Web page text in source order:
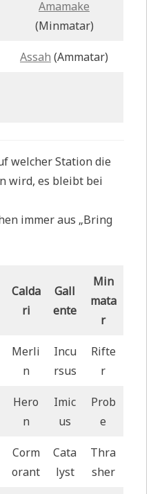
Amamake
(Minmatar)
Assah (Ammatar)
welcher Station die
wird, es bleibt bei
immer aus „Bring
Calda
ri
Gall
ente
Min
mata
r
Merli
n
Incu
rsus
Rifte
r
Hero
n
Imic
us
Prob
e
Corm
orant
Cata
lyst
Thra
sher